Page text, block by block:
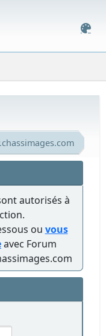
autorisés à
ou vous
avec Forum